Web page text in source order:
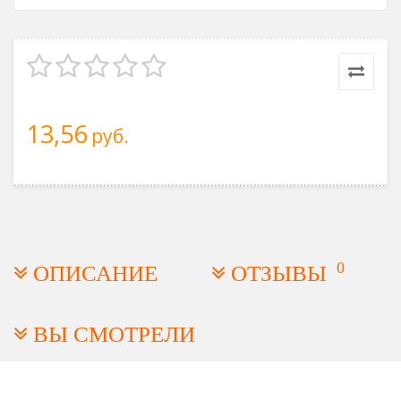
13,56 руб.
ОПИСАНИЕ ОТЗЫВЫ 0
ВЫ СМОТРЕЛИ